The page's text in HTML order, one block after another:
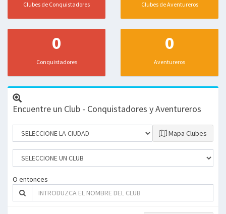
Clubes de Conquistadores Clubes de Aventureros
0
Conquistadores
0
Aventureros
Encuentre un Club - Conquistadores y Aventureros
Mapa Clubes
O entonces